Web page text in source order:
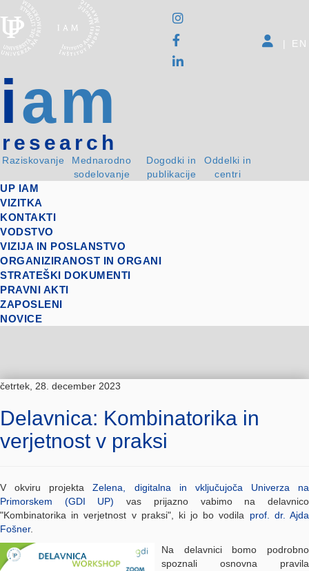
iam
research
Raziskovanje
Mednarodno
sodelovanje
Dogodki in
publikacije
Oddelki in
centri
| EN
UP IAM
VIZITKA
KONTAKTI
VODSTVO
VIZIJA IN POSLANSTVO
ORGANIZIRANOST IN ORGANI
STRATEŠKI DOKUMENTI
PRAVNI AKTI
ZAPOSLENI
NOVICE
četrtek, 28. december 2023
Delavnica: Kombinatorika in
verjetnost v praksi
V okviru projektaZelena, digitalna in vključujoča Univerza na
Primorskem (GDI UP) vas prijazno vabimo na delavnico
"Kombinatorika in verjetnost v praksi", ki jo bo vodila prof. dr. Ajda
Fošner.
Na delavnici bomo podrobno
spoznali osnovna pravila